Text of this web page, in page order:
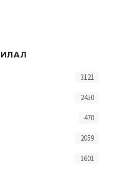
3121
2450
470
2059
1601